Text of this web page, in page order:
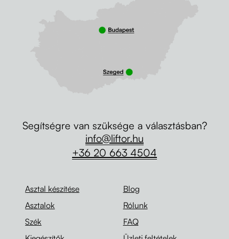
Asztal készítése
Asztalok
Szék
Blog
Rólunk
FAQ
Segítségre van szüksége a választásban?
info@liftor.hu
+36 20 663 4504